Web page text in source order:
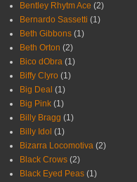
Bentley Rhytm Ace (2)
Bernardo Sassetti (1)
Beth Gibbons (1)
Beth Orton (2)
Bico dObra (1)
Biffy Clyro (1)
Big Deal (1)
Big Pink (1)
Billy Bragg (1)
Billy Idol (1)
Bizarra Locomotiva (2)
Black Crows (2)
Black Eyed Peas (1)